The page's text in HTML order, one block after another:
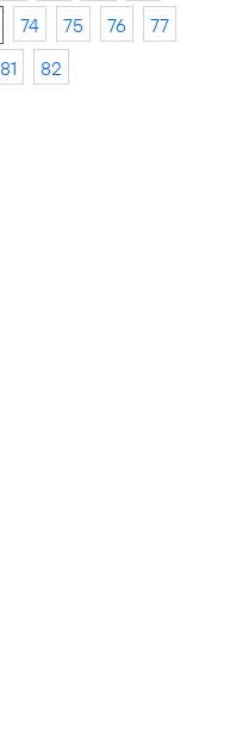
74 75 76
77
81 82